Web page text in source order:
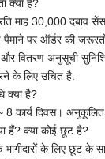
क्या है?
प्रति माह 30,000 दबाव
पर ऑर्डर की
वितरण अनुसूची
के लिए उचित है.
क्या है?
कार्य दिवस। अनुकूलित
हैं? क्या कोई छूट है?
के लिए छूट के